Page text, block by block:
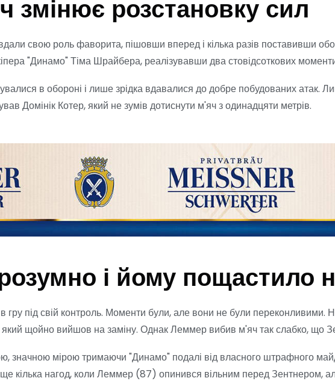
змінює розстановку сил
свою роль фаворита, пішовши вперед і кілька разів поставивши
"Динамо" Тіма Шрайбера, реалізувавши два стовідсоткових
в обороні і лише зрідка вдавалися до добре побудованих
Домінік Котер, який не зумів дотиснути м'яч з одинадцяти метрів.
і йому пощастило
гру під свій контроль. Моменти були, але вони не були
щойно вийшов на заміну. Однак Леммер вибив м'яч так слабко, що
значною мірою тримаючи "Динамо" подалі від власного штрафного
ще кілька нагод, коли Леммер (87) опинився вільним перед Зентнером,